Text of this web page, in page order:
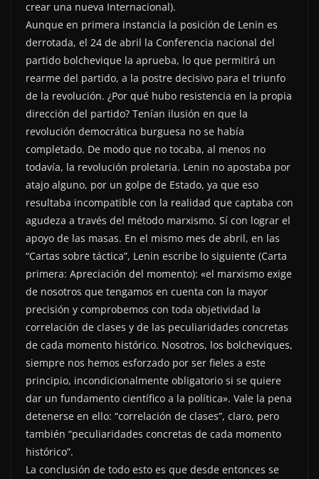
crear una nueva Internacional).
Aunque en primera instancia la posición de Lenin es
derrotada, el 24 de abril la Conferencia nacional del
partido bolchevique la aprueba, lo que permitirá un
rearme del partido, a la postre decisivo para el triunfo
de la revolución. ¿Por qué hubo resistencia en la propia
dirección del partido? Tenían ilusión en que la
revolución democrática burguesa no se había
completado. De modo que no tocaba, al menos no
todavía, la revolución proletaria. Lenin no apostaba por
atajo alguno, por un golpe de Estado, ya que eso
resultaba incompatible con la realidad que captaba con
agudeza a través del método marxismo. Sí con lograr el
apoyo de las masas. En el mismo mes de abril, en las
“Cartas sobre táctica”, Lenin escribe lo siguiente (Carta
primera: Apreciación del momento): «el marxismo exige
de nosotros que tengamos en cuenta con la mayor
precisión y comprobemos con toda objetividad la
correlación de clases y de las peculiaridades concretas
de cada momento histórico. Nosotros, los bolcheviques,
siempre nos hemos esforzado por ser fieles a este
principio, incondicionalmente obligatorio si se quiere
dar un fundamento científico a la política». Vale la pena
detenerse en ello: “correlación de clases”, claro, pero
también “peculiaridades concretas de cada momento
histórico”.
La conclusión de todo esto es que desde entonces se